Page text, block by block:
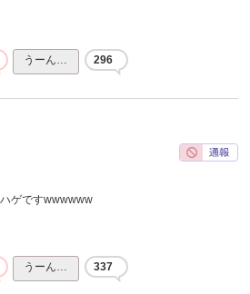
うーん… 296
ゲですwwwwww
うーん… 337